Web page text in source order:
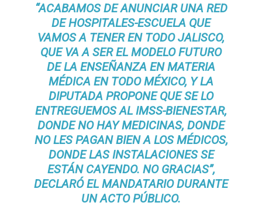
Viajar A Puerto Vallarta Este Verano Puede Costar Hasta
Buscan Reducir Riesgos Por Cocodrilos En Playas De
Plantean “Ley Don Juanito” Al Diputado Federal Bruno
Vecinos De La Playita Reciben A Juan Carlos Castro
Asesinan En Oaxaca Al Periodista Francisco Alejandro
Detienen A Cuatro Hombres Armados En Bucerías;
Yussara Canales Pide Transparencia Sobre Nuevo
Adultos Mayores De Ixtapa Tendrán Una “Casa De Día”
Mujeres Recorren Calles De Ixtapa Para Identificar
Bruno Blancas Convoca A Mesa De Análisis Para La
CUCosta E IMSS Nayarit Avanzan En Acuerdos Para
Videos De Presunto Convoy Armado Desatan Operativo
Playa Las Cocinas: Retiran Concesión Y Anuncian Plan De
Dr. Álvarez Zayas Dirige Plan De Salud Animal Y
Por Desaparición Forzada, Expolicías De Nayarit
“El Mayo” Zambada Es Condenado A Morir En Prisión En
“ACABAMOS DE ANUNCIAR UNA RED
DE HOSPITALES-ESCUELA QUE
VAMOS A TENER EN TODO JALISCO,
QUE VA A SER EL MODELO FUTURO
DE LA ENSEÑANZA EN MATERIA
MÉDICA EN TODO MÉXICO, Y LA
DIPUTADA PROPONE QUE SE LO
ENTREGUEMOS AL IMSS-BIENESTAR,
DONDE NO HAY MEDICINAS, DONDE
NO LES PAGAN BIEN A LOS MÉDICOS,
DONDE LAS INSTALACIONES SE
ESTÁN CAYENDO. NO GRACIAS”,
DECLARÓ EL MANDATARIO DURANTE
UN ACTO PÚBLICO.